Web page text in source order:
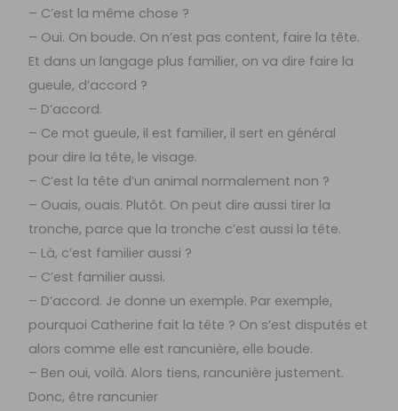
– C’est la même chose ?
– Oui. On boude. On n’est pas content, faire la tête.
Et dans un langage plus familier, on va dire faire la
gueule, d’accord ?
– D’accord.
– Ce mot gueule, il est familier, il sert en général
pour dire la tête, le visage.
– C’est la tête d’un animal normalement non ?
– Ouais, ouais. Plutôt. On peut dire aussi tirer la
tronche, parce que la tronche c’est aussi la tête.
– Là, c’est familier aussi ?
– C’est familier aussi.
– D’accord. Je donne un exemple. Par exemple,
pourquoi Catherine fait la tête ? On s’est disputés et
alors comme elle est rancunière, elle boude.
– Ben oui, voilà. Alors tiens, rancunière justement.
Donc, être rancunier